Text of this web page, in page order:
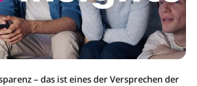
– das ist eines der Versprechen der